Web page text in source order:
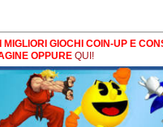
GIOCHI COIN-UP E
OPPURE QUI!